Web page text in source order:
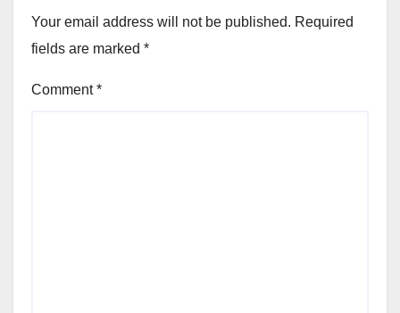
Your email address will not be published. Required
fields are marked *
Comment*